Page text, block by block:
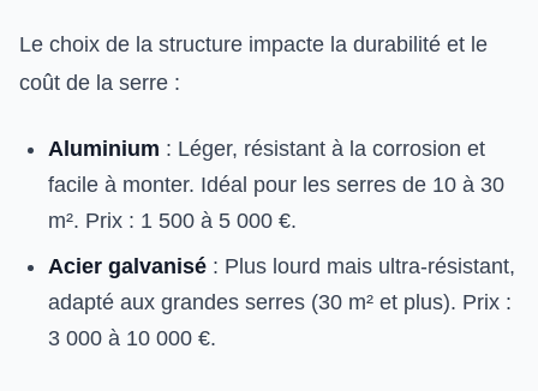
Le choix de la structure impacte la durabilité et le
coût de la serre :
Aluminium : Léger, résistant à la corrosion et
facile à monter. Idéal pour les serres de 10 à 30
m². Prix : 1 500 à 5 000 €.
Acier galvanisé : Plus lourd mais ultra-résistant,
adapté aux grandes serres (30 m² et plus). Prix :
3 000 à 10 000 €.